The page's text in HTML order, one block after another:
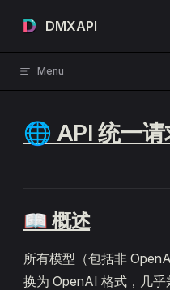
Skip to content
DMXAPI
Menu
🌐 API 统一请
📖 概述
所有模型（包括非
换为 OpenAI 格式，几乎